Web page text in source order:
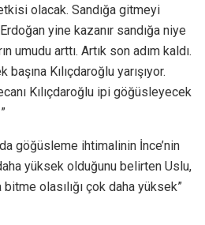
olacak. Sandığa gitmeyi
yine kazanır sandığa niye
umudu arttı. Artık son adım kaldı.
başına Kılıçdaroğlu yarışıyor.
Kılıçdaroğlu ipi göğüsleyecek
göğüsleme ihtimalinin İnce’nin
yüksek olduğunu belirten Uslu,
olasılığı çok daha yüksek”